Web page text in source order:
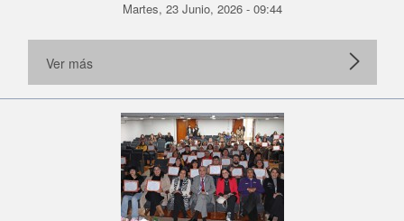
Martes, 23 Junio, 2026 - 09:44
Ver más